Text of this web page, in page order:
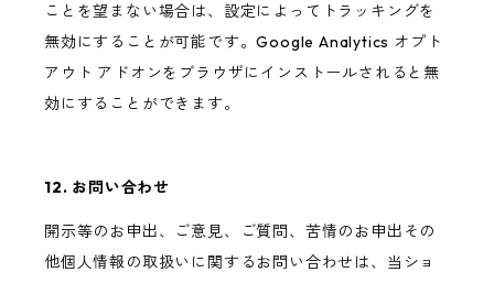
ことを望まない場合は、設定によってトラッキングを
無効にすることが可能です。Google Analytics オプト
アウト アドオンをブラウザにインストールされると無
効にすることができます。
12. お問い合わせ
開示等のお申出、ご意見、ご質問、苦情のお申出その
他個人情報の取扱いに関するお問い合わせは、当ショ